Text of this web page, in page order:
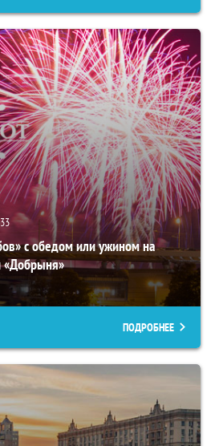
33
с обедом или ужином на
«Добрыня»
ПОДРОБНЕЕ